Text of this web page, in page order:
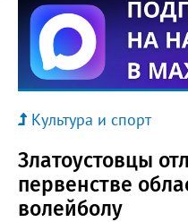
Культура и спорт
Златоустовцы
первенстве
волейболу